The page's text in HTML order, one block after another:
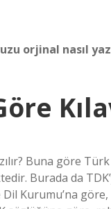
orjinal nasıl
Buna göre
Burada da
Kurumu’na göre,